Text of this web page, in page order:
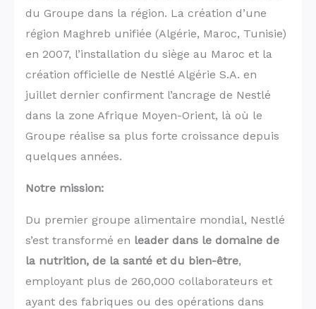
du Groupe dans la région. La création d’une
région Maghreb unifiée (Algérie, Maroc, Tunisie)
en 2007, l’installation du siège au Maroc et la
création officielle de Nestlé Algérie S.A. en
juillet dernier confirment l’ancrage de Nestlé
dans la zone Afrique Moyen-Orient, là où le
Groupe réalise sa plus forte croissance depuis
quelques années.
Notre mission:
Du premier groupe alimentaire mondial, Nestlé
s’est transformé en leader dans le domaine de
la nutrition, de la santé et du bien-être,
employant plus de 260,000 collaborateurs et
ayant des fabriques ou des opérations dans